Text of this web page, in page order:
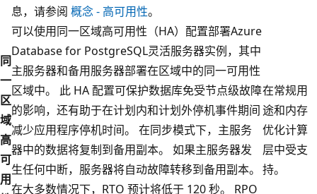
息，请参阅 概念 - 高可用性。
同
一
区
域
高
可
用
可以使用同一区域高可用性（HA）配置部署Azure
Database for PostgreSQL灵活服务器实例，其中
主服务器和备用服务器部署在区域中的同一可用性
区域中。 此 HA 配置可保护数据库免受节点级故障
的影响，还有助于在计划内和计划外停机事件期间
减少应用程序停机时间。 在同步模式下，主服务
器中的数据将复制到备用副本。 如果主服务器发
生任何中断，服务器将自动故障转移到备用副本。
在大多数情况下，RTO 预计将低于 120 秒。 RPO
在常规用
途和内存
优化计算
层中受支
持。